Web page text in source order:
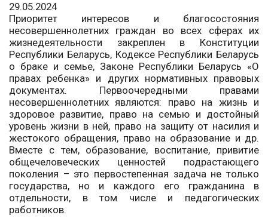
29.05.2024
Приоритет интересов и благосостояния
несовершеннолетних граждан во всех сферах их
жизнедеятельности закреплен в Конституции
Республики Беларусь, Кодексе Республики Беларусь
о браке и семье, Законе Республики Беларусь «О
правах ребенка» и других нормативных правовых
документах. Первоочередными правами
несовершеннолетних являются: право на жизнь и
здоровое развитие, право на семью и достойный
уровень жизни в ней, право на защиту от насилия и
жестокого обращения, право на образование и др.
Вместе с тем, образование, воспитание, привитие
общечеловеческих ценностей подрастающего
поколения – это первостепенная задача не только
государства, но и каждого его гражданина в
отдельности, в том числе и педагогических
работников.